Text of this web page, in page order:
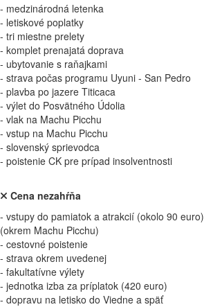
- medzinárodná letenka
- letiskové poplatky
- tri miestne prelety
- komplet prenajatá doprava
- ubytovanie s raňajkami
- strava počas programu Uyuni - San Pedro
- plavba po jazere Titicaca
- výlet do Posvätného Údolia
- vlak na Machu Picchu
- vstup na Machu Picchu
- slovenský sprievodca
- poistenie CK pre prípad insolventnosti
Cena nezahŕňa
- vstupy do pamiatok a atrakcií (okolo 90 euro)
(okrem Machu Picchu)
- cestovné poistenie
- strava okrem uvedenej
- fakultatívne výlety
- jednotka izba za príplatok (420 euro)
- dopravu na letisko do Viedne a späť